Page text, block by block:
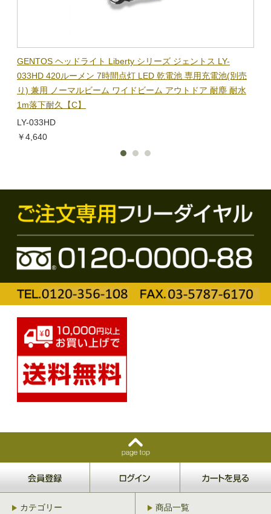
GENTOS ヘッドライト Liberty シリーズ ジェントス LY-
033HD 420ルーメン 7時間点灯 LED 乾電池 専用充電池(別売
り) 兼用 ノーマルビーム ワイドビーム アウトドア 耐塵 耐水
1m落下耐久【C】
LY-033HD
￥4,640
カテゴリー 商品一覧